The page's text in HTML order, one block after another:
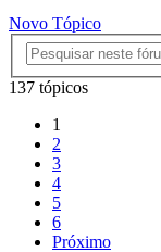
Novo Tópico
137 tópicos
1
2
3
4
5
6
Próximo